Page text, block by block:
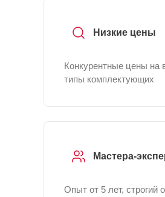
Низкие цены
Конкурентные цены на
типы комплектующих
Мастера-
Опыт от 5 лет, строгий